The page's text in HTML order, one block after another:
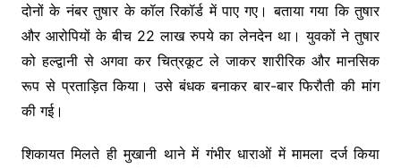
दोनों के नंबर तुषार के कॉल रिकॉर्ड में पाए गए। बताया गया कि तुषार
और आरोपियों के बीच 22 लाख रुपये का लेनदेन था। युवकों ने तुषार
को हल्द्वानी से अगवा कर चित्रकूट ले जाकर शारीरिक और मानसिक
रूप से प्रताड़ित किया। उसे बंधक बनाकर बार-बार फिरौती की मांग
की गई।
शिकायत मिलते ही मुखानी थाने में गंभीर धाराओं में मामला दर्ज किया